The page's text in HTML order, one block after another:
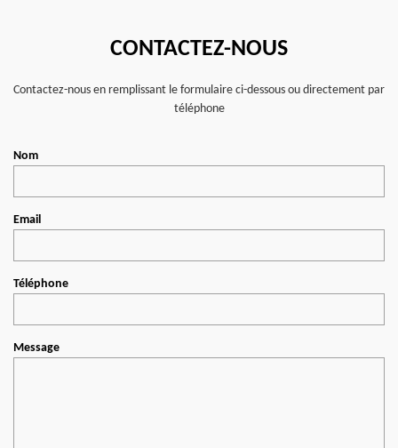
CONTACTEZ-NOUS
Contactez-nous en remplissant le formulaire ci-dessous ou directement par
téléphone
Nom
Email
Téléphone
Message